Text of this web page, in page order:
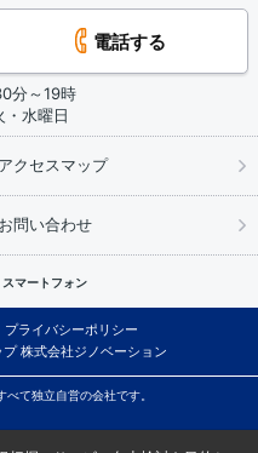
電話する
分～19時
・水曜日
アクセスマップ
お問い合わせ
スマートフォン
プライバシーポリシー
株式会社ジノベーション
て独立自営の会社です。